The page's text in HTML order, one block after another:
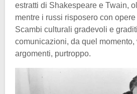
estratti di Shakespeare e Twain,
mentre i russi risposero con
Scambi culturali gradevoli e
comunicazioni, da quel momento,
argomenti, purtroppo.